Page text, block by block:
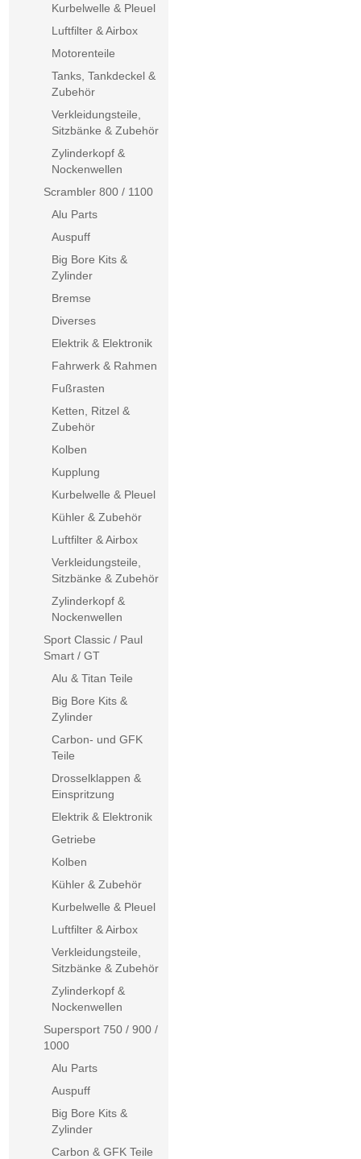
Kurbelwelle & Pleuel
Luftfilter & Airbox
Motorenteile
Tanks, Tankdeckel &
Zubehör
Verkleidungsteile,
Sitzbänke & Zubehör
Zylinderkopf &
Nockenwellen
Scrambler 800 / 1100
Alu Parts
Auspuff
Big Bore Kits &
Zylinder
Bremse
Diverses
Elektrik & Elektronik
Fahrwerk & Rahmen
Fußrasten
Ketten, Ritzel &
Zubehör
Kolben
Kupplung
Kurbelwelle & Pleuel
Kühler & Zubehör
Luftfilter & Airbox
Verkleidungsteile,
Sitzbänke & Zubehör
Zylinderkopf &
Nockenwellen
Sport Classic / Paul
Smart / GT
Alu & Titan Teile
Big Bore Kits &
Zylinder
Carbon- und GFK
Teile
Drosselklappen &
Einspritzung
Elektrik & Elektronik
Getriebe
Kolben
Kühler & Zubehör
Kurbelwelle & Pleuel
Luftfilter & Airbox
Verkleidungsteile,
Sitzbänke & Zubehör
Zylinderkopf &
Nockenwellen
Supersport 750 / 900 /
1000
Alu Parts
Auspuff
Big Bore Kits &
Zylinder
Carbon & GFK Teile